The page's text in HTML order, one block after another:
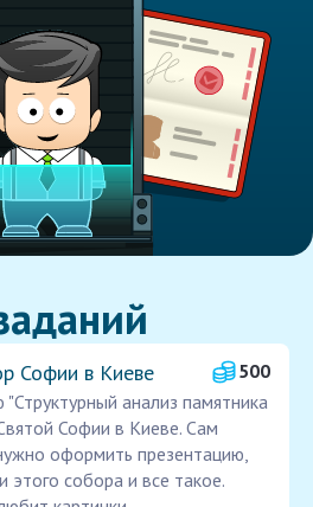
Софии в Киеве
500
анализ памятника
Софии в Киеве. Сам
оформить презентацию,
этого собора и все такое.